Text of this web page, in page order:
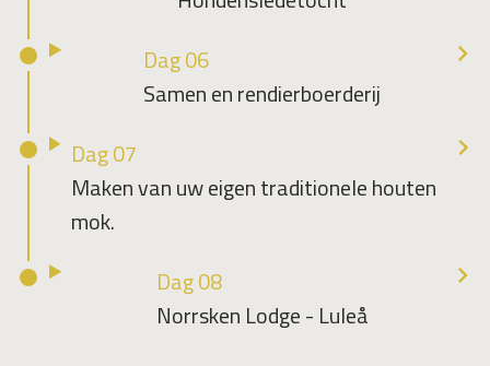
Dag 06
Samen en rendierboerderij
Dag 07
Maken van uw eigen traditionele houten
mok.
Dag 08
Norrsken Lodge - Luleå